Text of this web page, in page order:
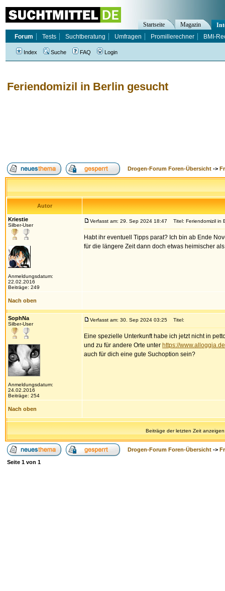
Feriendomizil in Berlin gesucht
Drogen-Forum Foren-Übersicht ->
Autor
Kriestie
Silber-User
Anmeldungsdatum:
22.02.2016
Beiträge: 249
Verfasst am: 29. Sep 2024 18:47 Titel: Feriendomizil in
Habt ihr eventuell Tipps parat? Ich bin ab Ende
für die längere Zeit dann doch etwas heimischer
Nach oben
SophNa
Silber-User
Anmeldungsdatum:
24.02.2016
Beiträge: 254
Verfasst am: 30. Sep 2024 03:25 Titel:
Eine spezielle Unterkunft habe ich jetzt nicht in
und zu für andere Orte unter https://
auch für dich eine gute Suchoption sein?
Nach oben
Beiträge der letzten Zeit
Drogen-Forum Foren-Übersicht ->
Seite 1 von 1
Startseite Magazin
Forum
Tests Suchtberatung Umfragen Promillerechner BMI-
Index Suche FAQ Login